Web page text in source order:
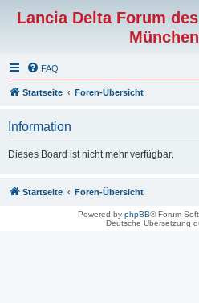
Lancia Delta Forum
FAQ
Startseite Foren-Übersicht
Information
Dieses Board ist nicht mehr verfügbar.
Startseite Foren-Übersicht
Powered by phpBB® Forum
Deutsche Übersetzung